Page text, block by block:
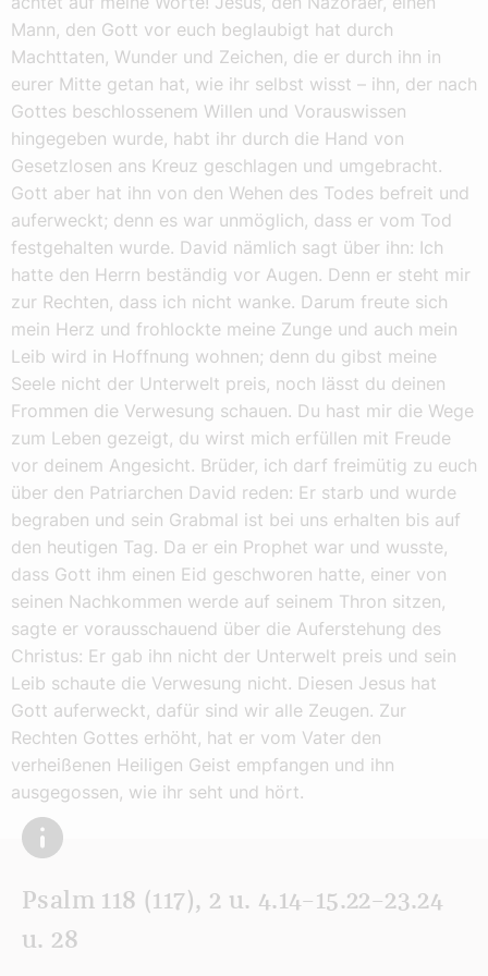
Mann, den Gott vor euch beglaubigt hat durch
Machttaten, Wunder und Zeichen, die er durch ihn in
eurer Mitte getan hat, wie ihr selbst wisst – ihn, der nach
Gottes beschlossenem Willen und Vorauswissen
hingegeben wurde, habt ihr durch die Hand von
Gesetzlosen ans Kreuz geschlagen und umgebracht.
Gott aber hat ihn von den Wehen des Todes befreit und
auferweckt; denn es war unmöglich, dass er vom Tod
festgehalten wurde. David nämlich sagt über ihn: Ich
hatte den Herrn beständig vor Augen. Denn er steht mir
zur Rechten, dass ich nicht wanke. Darum freute sich
mein Herz und frohlockte meine Zunge und auch mein
Leib wird in Hoffnung wohnen; denn du gibst meine
Seele nicht der Unterwelt preis, noch lässt du deinen
Frommen die Verwesung schauen. Du hast mir die Wege
zum Leben gezeigt, du wirst mich erfüllen mit Freude
vor deinem Angesicht. Brüder, ich darf freimütig zu euch
über den Patriarchen David reden: Er starb und wurde
begraben und sein Grabmal ist bei uns erhalten bis auf
den heutigen Tag. Da er ein Prophet war und wusste,
dass Gott ihm einen Eid geschworen hatte, einer von
seinen Nachkommen werde auf seinem Thron sitzen,
sagte er vorausschauend über die Auferstehung des
Christus: Er gab ihn nicht der Unterwelt preis und sein
Leib schaute die Verwesung nicht. Diesen Jesus hat
Gott auferweckt, dafür sind wir alle Zeugen. Zur
Rechten Gottes erhöht, hat er vom Vater den
verheißenen Heiligen Geist empfangen und ihn
ausgegossen, wie ihr seht und hört.
Psalm 118 (117), 2 u. 4.14–15.22–23.24
u. 28